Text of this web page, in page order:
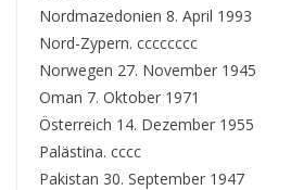
Nordmazedonien 8. April 1993
Nord-Zypern. cccccccc
Norwegen 27. November 1945
Oman 7. Oktober 1971
Österreich 14. Dezember 1955
Palästina. cccc
Pakistan 30. September 1947